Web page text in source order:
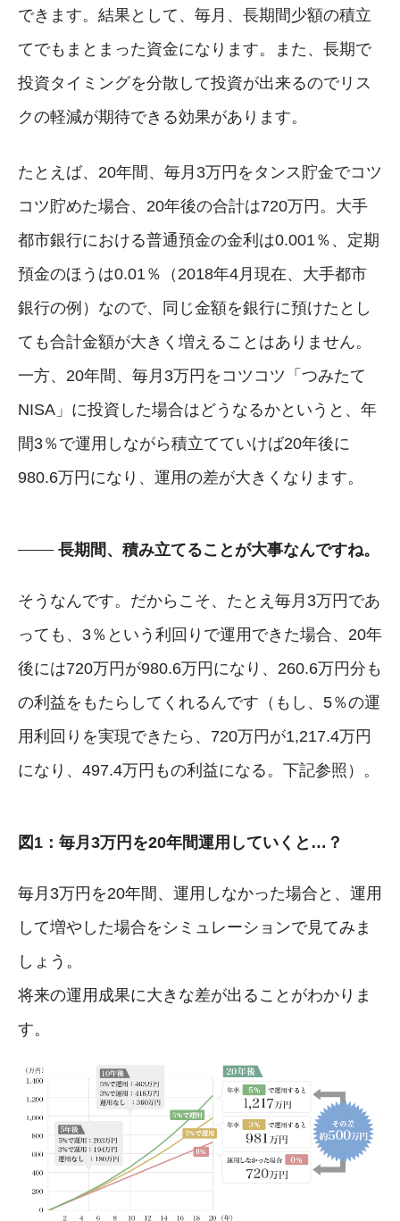
できます。結果として、毎月、長期間少額の積立
てでもまとまった資金になります。また、長期で
投資タイミングを分散して投資が出来るのでリス
クの軽減が期待できる効果があります。
たとえば、20年間、毎月3万円をタンス貯金でコツ
コツ貯めた場合、20年後の合計は720万円。大手
都市銀行における普通預金の金利は0.001％、定期
預金のほうは0.01％（2018年4月現在、大手都市
銀行の例）なので、同じ金額を銀行に預けたとし
ても合計金額が大きく増えることはありません。
一方、20年間、毎月3万円をコツコツ「つみたて
NISA」に投資した場合はどうなるかというと、年
間3％で運用しながら積立てていけば20年後に
980.6万円になり、運用の差が大きくなります。
長期間、積み立てることが大事なんですね。
そうなんです。だからこそ、たとえ毎月3万円であ
っても、3％という利回りで運用できた場合、20年
後には720万円が980.6万円になり、260.6万円分も
の利益をもたらしてくれるんです（もし、5％の運
用利回りを実現できたら、720万円が1,217.4万円
になり、497.4万円もの利益になる。下記参照）。
図1：毎月3万円を20年間運用していくと…？
毎月3万円を20年間、運用しなかった場合と、運用
して増やした場合をシミュレーションで見てみま
しょう。
将来の運用成果に大きな差が出ることがわかりま
す。